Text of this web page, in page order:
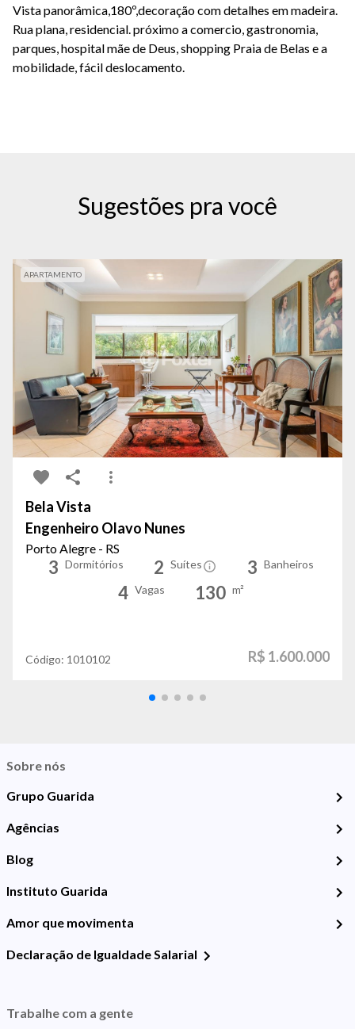
Vista panorâmica,180º,decoração com detalhes em madeira.
Rua plana, residencial. próximo a comercio, gastronomia,
parques, hospital mãe de Deus, shopping Praia de Belas e a
mobilidade, fácil deslocamento.
Sugestões pra você
APARTAMENTO
Bela Vista
Engenheiro Olavo Nunes
Porto Alegre - RS
3 Dormitórios 2 Suítes 3 Banheiros
4 Vagas 130 m²
Código: 1010102 R$ 1.600.000
Sobre nós
Grupo Guarida
Agências
Blog
Instituto Guarida
Amor que movimenta
Declaração de Igualdade Salarial
Trabalhe com a gente